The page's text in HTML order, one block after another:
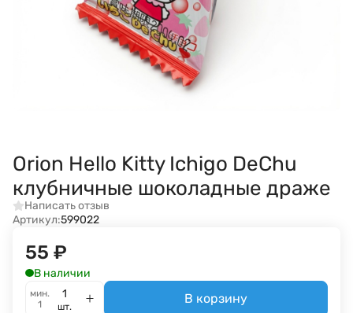
Orion Hello Kitty Ichigo DeChu
клубничные шоколадные драже
Написать отзыв
Артикул:599022
55 ₽
В наличии
мин.
1
шт.
В корзину